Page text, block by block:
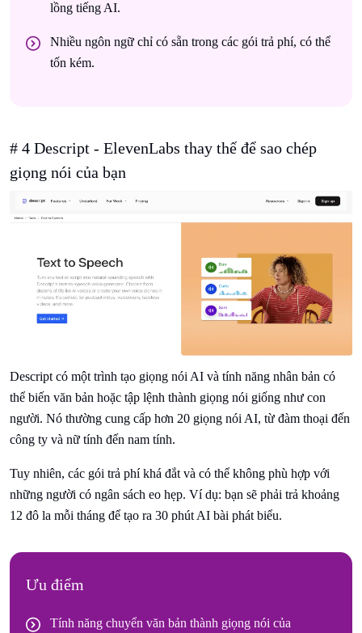
lồng tiếng AI.
Nhiều ngôn ngữ chỉ có sẵn trong các gói trả phí, có thể
tốn kém.
# 4 Descript - ElevenLabs thay thế để sao chép
giọng nói của bạn
Descript có một trình tạo giọng nói AI và tính năng nhân bản có
thể biến văn bản hoặc tập lệnh thành giọng nói giống như con
người. Nó thường cung cấp hơn 20 giọng nói AI, từ đàm thoại đến
công ty và nữ tính đến nam tính.
Tuy nhiên, các gói trả phí khá đắt và có thể không phù hợp với
những người có ngân sách eo hẹp. Ví dụ: bạn sẽ phải trả khoảng
12 đô la mỗi tháng để tạo ra 30 phút AI bài phát biểu.
Ưu điểm
Tính năng chuyển văn bản thành giọng nói của